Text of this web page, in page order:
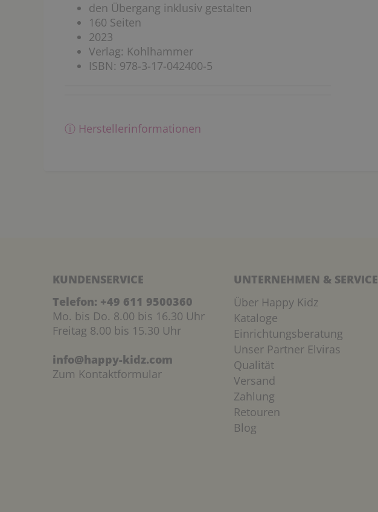
den Übergang inklusiv gestalten
160 Seiten
2023
Verlag: Kohlhammer
ISBN: 978-3-17-042400-5
ⓘ Herstellerinformationen
KUNDENSERVICE
Telefon: +49 611 9500360
Mo. bis Do. 8.00 bis 16.30 Uhr
Freitag 8.00 bis 15.30 Uhr
info@happy-kidz.com
Zum Kontaktformular
UNTERNEHMEN & SERVICE
Über Happy Kidz
Kataloge
Einrichtungsberatung
Unser Partner Elviras
Qualität
Versand
Zahlung
Retouren
Blog